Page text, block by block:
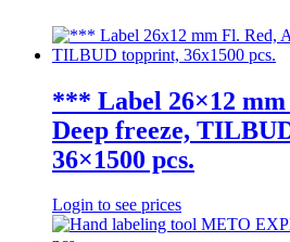
*** Label 26×12 mm
Deep freeze,
36×1500 pcs.
Login to see prices